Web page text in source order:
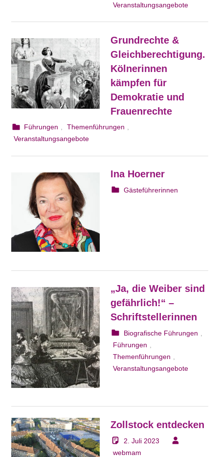
Veranstaltungsangebote
Grundrechte &
Gleichberechtigung.
Kölnerinnen
kämpfen für
Demokratie und
Frauenrechte
25. August 2023
webmam
Führungen , Themenführungen ,
Veranstaltungsangebote
Ina Hoerner
6. August 2023
webmam
Gästeführerinnen
„Ja, die Weiber sind
gefährlich!“ –
Schriftstellerinnen
5. August 2023
webmam
Biografische Führungen
Führungen
Themenführungen
Veranstaltungsangebote
Zollstock entdecken
2. Juli 2023
webmam